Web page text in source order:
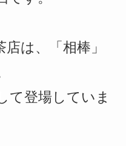
は、「相棒」
登場していま